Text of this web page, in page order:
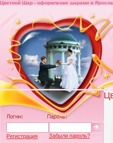
Цветной Шар - оформление шарами в
Регистрация Забыли пароль?